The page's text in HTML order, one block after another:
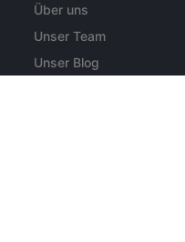
Über uns
Unser Team
Unser Blog